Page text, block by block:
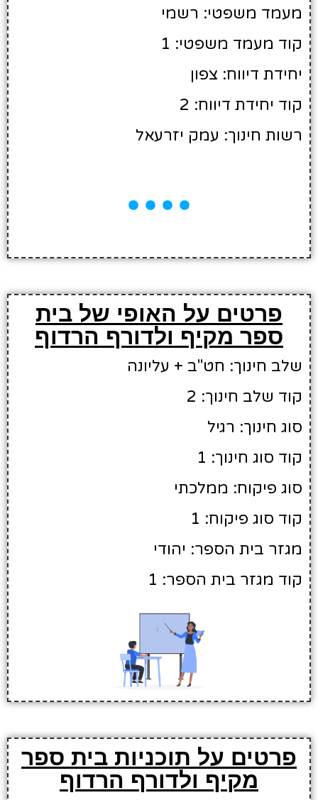
מעמד משפטי: רשמי
קוד מעמד משפטי: 1
יחידת דיווח: צפון
קוד יחידת דיווח: 2
רשות חינוך: עמק יזרעאל
פרטים על האופי של בית
ספר מקיף ולדורף הרדוף
שלב חינוך: חט"ב + עליונה
קוד שלב חינוך: 2
סוג חינוך: רגיל
קוד סוג חינוך: 1
סוג פיקוח: ממלכתי
קוד סוג פיקוח: 1
מגזר בית הספר: יהודי
קוד מגזר בית הספר: 1
פרטים על תוכניות בית ספר
מקיף ולדורף הרדוף